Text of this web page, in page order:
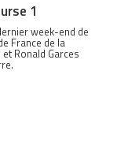
1
week-end de
France de la
Ronald Garces